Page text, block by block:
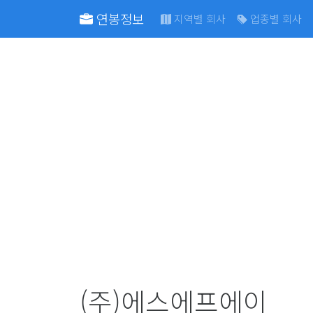
연봉정보 지역별 회사 업종별 회사
(주)에스에프에이